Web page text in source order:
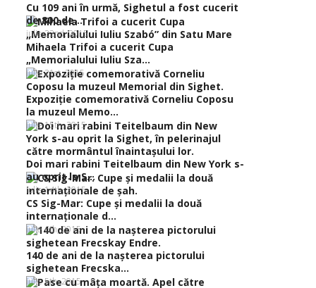
Cu 109 ani în urmă, Sighetul a fost cucerit
de 800 de...
iulie 22nd, 2015
Mihaela Trifoi a cucerit Cupa
„Memorialului Iuliu Sza...
iulie 21st, 2015
Expoziţie comemorativă Corneliu Coposu
la muzeul Memo...
iulie 15th, 2015
Doi mari rabini Teitelbaum din New York s-
au oprit la S...
iulie 14th, 2015
CS Sig-Mar: Cupe şi medalii la două
internaţionale d...
iulie 6th, 2015
140 de ani de la naşterea pictorului
sighetean Frecska...
iulie 5th, 2015